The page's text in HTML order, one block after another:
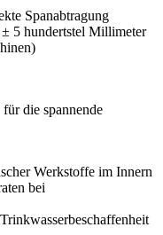
Spanabtragung
5 hundertstel Millimeter
die spannende
Werkstoffe im Innern
bei